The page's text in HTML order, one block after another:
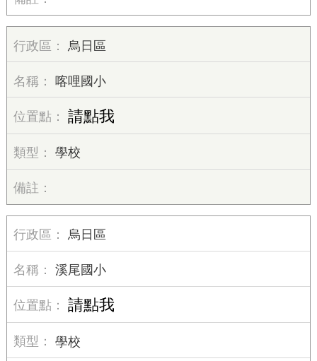
烏日區
喀哩國小
請點我
學校
烏日區
溪尾國小
請點我
學校